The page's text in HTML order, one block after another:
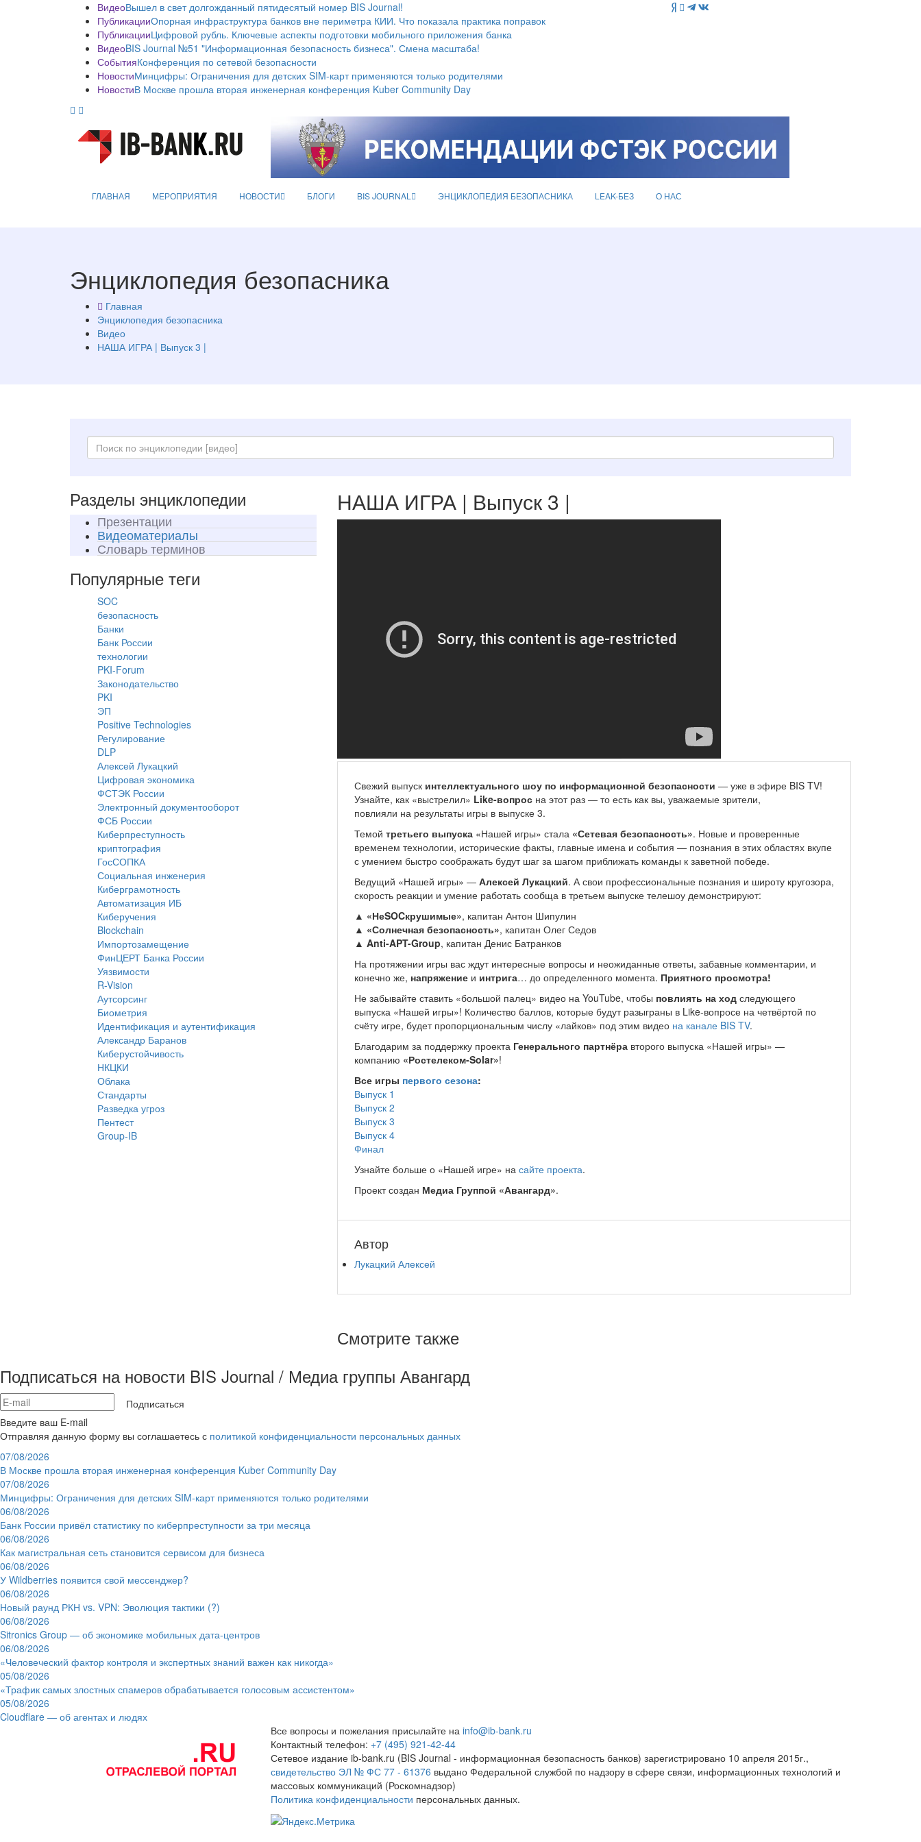
ВидеоВышел в свет долгожданный пятидесятый номер BIS Journal!
ПубликацииОпорная инфраструктура банков вне периметра КИИ. Что показала практика поправок
ПубликацииЦифровой рубль. Ключевые аспекты подготовки мобильного приложения банка
ВидеоBIS Journal №51 "Информационная безопасность бизнеса". Смена масштаба!
СобытияКонференция по сетевой безопасности
НовостиМинцифры: Ограничения для детских SIM-карт применяются только родителями
НовостиВ Москве прошла вторая инженерная конференция Kuber Community Day
ГЛАВНАЯ МЕРОПРИЯТИЯ НОВОСТИ БЛОГИ BIS JOURNAL ЭНЦИКЛОПЕДИЯ БЕЗОПАСНИКА LEAK-БЕЗ О НАС
Энциклопедия безопасника
Главная
Энциклопедия безопасника
Видео
НАША ИГРА | Выпуск 3 |
Разделы энциклопедии
Презентации
Видеоматериалы
Словарь терминов
Популярные теги
SOC
безопасность
Банки
Банк России
технологии
PKI-Forum
Законодательство
PKI
ЭП
Positive Technologies
Регулирование
DLP
Алексей Лукацкий
Цифровая экономика
ФСТЭК России
Электронный документооборот
ФСБ России
Киберпреступность
криптография
ГосСОПКА
Социальная инженерия
Киберграмотность
Автоматизация ИБ
Киберучения
Blockchain
Импортозамещение
ФинЦЕРТ Банка России
Уязвимости
R-Vision
Аутсорсинг
Биометрия
Идентификация и аутентификация
Александр Баранов
Киберустойчивость
НКЦКИ
Облака
Стандарты
Разведка угроз
Пентест
Group-IB
НАША ИГРА | Выпуск 3 |
Свежий выпуск интеллектуального шоу по информационной безопасности — уже в эфире BIS TV!
Узнайте, как «выстрелил» Like-вопрос на этот раз — то есть как вы, уважаемые зрители,
повлияли на результаты игры в выпуске 3.
Темой третьего выпуска «Нашей игры» стала «Сетевая безопасность». Новые и проверенные
временем технологии, исторические факты, главные имена и события — познания в этих областях вкупе
с умением быстро соображать будут шаг за шагом приближать команды к заветной победе.
Ведущий «Нашей игры» — Алексей Лукацкий. А свои профессиональные познания и широту кругозора,
скорость реакции и умение работать сообща в третьем выпуске телешоу демонстрируют:
▲ «НеSOCкрушимые», капитан Антон Шипулин
▲ «Солнечная безопасность», капитан Олег Седов
▲ Anti-APT-Group, капитан Денис Батранков
На протяжении игры вас ждут интересные вопросы и неожиданные ответы, забавные комментарии, и
конечно же, напряжение и интрига… до определенного момента. Приятного просмотра!
Не забывайте ставить «большой палец» видео на YouTube, чтобы повлиять на ход следующего
выпуска «Нашей игры»! Количество баллов, которые будут разыграны в Like-вопросе на четвёртой по
счёту игре, будет пропорциональным числу «лайков» под этим видео на канале BIS TV.
Благодарим за поддержку проекта Генерального партнёра второго выпуска «Нашей игры» —
компанию «Ростелеком-Solar»!
Все игры первого сезона:
Выпуск 1
Выпуск 2
Выпуск 3
Выпуск 4
Финал
Узнайте больше о «Нашей игре» на сайте проекта.
Проект создан Медиа Группой «Авангард».
Автор
Лукацкий Алексей
Смотрите также
Подписаться на новости BIS Journal / Медиа группы Авангард
Подписаться
Введите ваш E-mail
Отправляя данную форму вы соглашаетесь с политикой конфиденциальности персональных данных
07/08/2026
В Москве прошла вторая инженерная конференция Kuber Community Day
07/08/2026
Минцифры: Ограничения для детских SIM-карт применяются только родителями
06/08/2026
Банк России привёл статистику по киберпреступности за три месяца
06/08/2026
Как магистральная сеть становится сервисом для бизнеса
06/08/2026
У Wildberries появится свой мессенджер?
06/08/2026
Новый раунд РКН vs. VPN: Эволюция тактики (?)
06/08/2026
Sitronics Group — об экономике мобильных дата-центров
06/08/2026
«Человеческий фактор контроля и экспертных знаний важен как никогда»
05/08/2026
«Трафик самых злостных спамеров обрабатывается голосовым ассистентом»
05/08/2026
Cloudflare — об агентах и людях
Все вопросы и пожелания присылайте на info@ib-bank.ru
Контактный телефон: +7 (495) 921-42-44
Сетевое издание ib-bank.ru (BIS Journal - информационная безопасность банков) зарегистрировано 10 апреля 2015г.,
свидетельство ЭЛ № ФС 77 - 61376 выдано Федеральной службой по надзору в сфере связи, информационных технологий и
массовых коммуникаций (Роскомнадзор)
Политика конфиденциальности персональных данных.